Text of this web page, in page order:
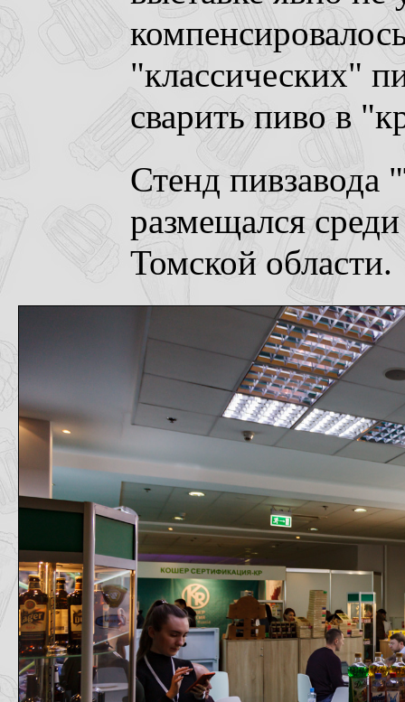
"классических"
сварить пиво в
Стенд пивзавода
размещался
Томской области.